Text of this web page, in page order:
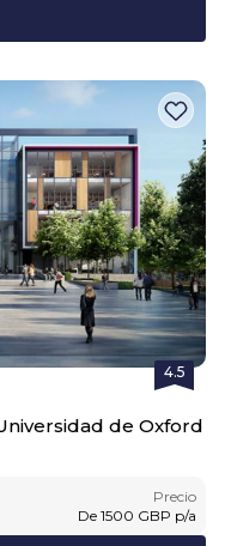
4.5
de Oxford
Precio
De 1500 GBP p/a